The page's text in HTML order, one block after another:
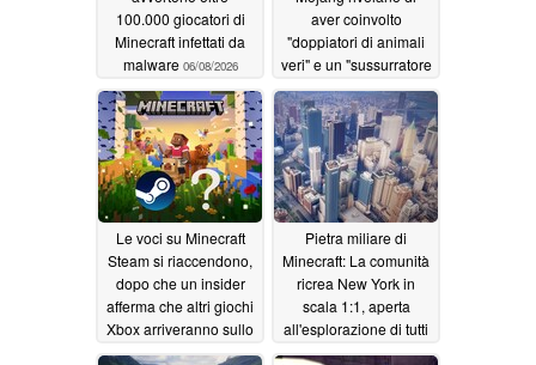
100.000 giocatori di
Minecraft infettati da
malware 06/08/2026
aver coinvolto
"doppiatori di animali
veri" e un "sussurratore
di mucche" per
l'aggiornamento Tiny
Takeover di Minecraft
04/04/2026
Le voci su Minecraft
Steam si riaccendono,
dopo che un insider
afferma che altri giochi
Xbox arriveranno sullo
store PC di Valve
Pietra miliare di
Minecraft: La comunità
ricrea New York in
scala 1:1, aperta
all'esplorazione di tutti
01/19/2026